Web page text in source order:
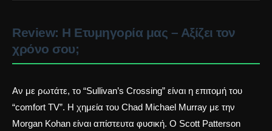
Review: Η Ετυμηγορία μας – Αξίζει τον
χρόνο σου;
Αν με ρωτάτε, το “Sullivan’s Crossing” είναι η επιτομή του
“comfort TV”. Η χημεία του Chad Michael Murray με την
Morgan Kohan είναι απίστευτα φυσική. Ο Scott Patterson